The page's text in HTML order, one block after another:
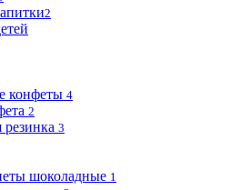
2
конфеты 4
2
резинка 3
шоколадные 1